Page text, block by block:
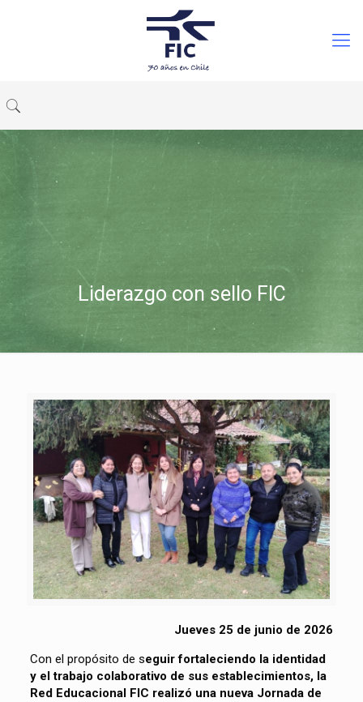
Liderazgo con sello FIC
Jueves 25 de junio de 2026
Con el propósito de seguir fortaleciendo la identidad
y el trabajo colaborativo de sus establecimientos, la
Red Educacional FIC realizó una nueva Jornada de